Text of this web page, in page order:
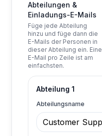
Abteilungen &
Einladungs-E-Mails
Füge jede Abteilung
hinzu und füge dann die
E-Mails der Personen in
dieser Abteilung ein. Eine
E-Mail pro Zeile ist am
einfachsten.
Abteilung 1
Abteilungsname